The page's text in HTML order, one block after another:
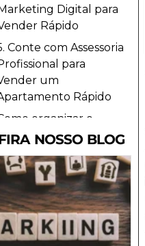
Digital para
Rápido
Conte com Assessoria
para
um
Rápido
organizar o
de uma
antes da
aumentar
faturamento da
com
NOSSO BLOG